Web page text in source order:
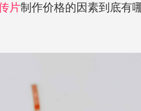
片制作价格的因素到底有